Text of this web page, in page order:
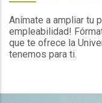
Anímate a ampliar tu
empleabilidad!
que te ofrece la
tenemos para ti.